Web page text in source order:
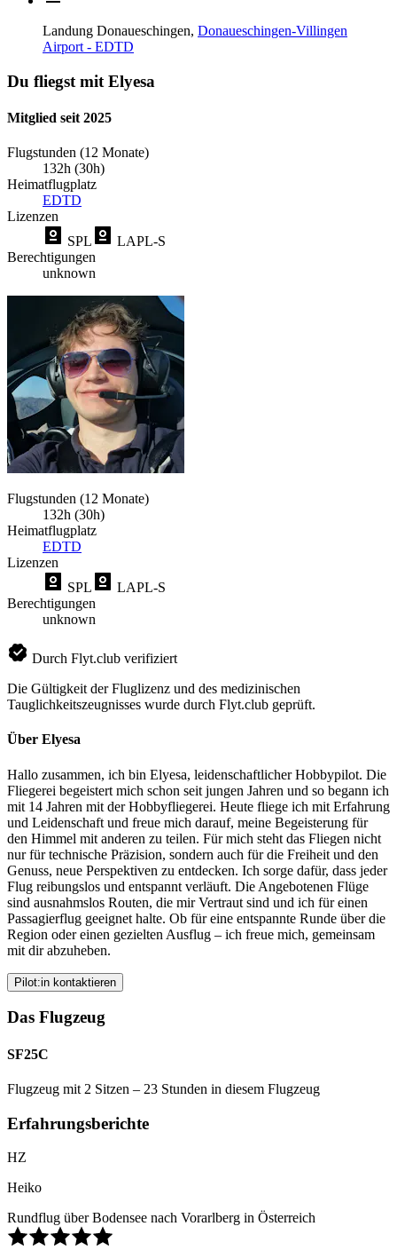
Landung Donaueschingen, Donaueschingen-Villingen
Airport - EDTD
Du fliegst mit Elyesa
Mitglied seit 2025
Flugstunden (12 Monate)
132h (30h)
Heimatflugplatz
EDTD
Lizenzen
SPL
LAPL-S
Berechtigungen
unknown
Flugstunden (12 Monate)
132h (30h)
Heimatflugplatz
EDTD
Lizenzen
SPL
LAPL-S
Berechtigungen
unknown
Durch Flyt.club verifiziert
Die Gültigkeit der Fluglizenz und des medizinischen
Tauglichkeitszeugnisses wurde durch Flyt.club geprüft.
Über Elyesa
Hallo zusammen, ich bin Elyesa, leidenschaftlicher Hobbypilot. Die
Fliegerei begeistert mich schon seit jungen Jahren und so begann ich
mit 14 Jahren mit der Hobbyfliegerei. Heute fliege ich mit Erfahrung
und Leidenschaft und freue mich darauf, meine Begeisterung für
den Himmel mit anderen zu teilen. Für mich steht das Fliegen nicht
nur für technische Präzision, sondern auch für die Freiheit und den
Genuss, neue Perspektiven zu entdecken. Ich sorge dafür, dass jeder
Flug reibungslos und entspannt verläuft. Die Angebotenen Flüge
sind ausnahmslos Routen, die mir Vertraut sind und ich für einen
Passagierflug geeignet halte. Ob für eine entspannte Runde über die
Region oder einen gezielten Ausflug – ich freue mich, gemeinsam
mit dir abzuheben.
Pilot:in kontaktieren
Das Flugzeug
SF25C
Flugzeug mit 2 Sitzen – 23 Stunden in diesem Flugzeug
Erfahrungsberichte
HZ
Heiko
Rundflug über Bodensee nach Vorarlberg in Österreich